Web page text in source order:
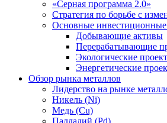
«Серная программа 2.0»
Стратегия по борьбе с
Основные
Добывающие активы
Перерабатывающие
Экологические
Энергетические
Обзор рынка металлов
Лидерство на рынке
Никель (Ni)
Медь (Cu)
Палладий (Pd)